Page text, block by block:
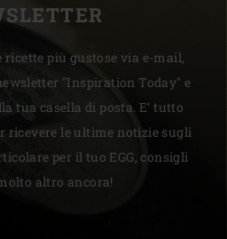
ricette più gustose via e-mail,
"Inspiration Today" e
tua casella di posta. E’ tutto
ricevere le ultime notizie sugli
per il tuo EGG, consigli
altro ancora!